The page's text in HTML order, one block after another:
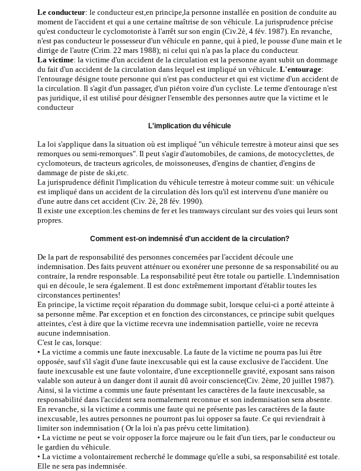
Le conducteur: le conducteur est,en principe,la personne installée en position de conduite au
moment de l'accident et qui a une certaine maîtrise de son véhicule. La jurisprudence précise
qu'est conducteur le cyclomotoriste à l'arrêt sur son engin (Civ.2è, 4 fév. 1987). En revanche,
n'est pas conducteur le possesseur d'un véhicule en panne, qui à pied, le pousse d'une main et le
dirrige de l'autre (Crim. 22 mars 1988); ni celui qui n'a pas la place du conducteur.
La victime: la victime d'un accident de la circulation est la personne ayant subit un dommage
du fait d'un accident de la circulation dans lequel est impliqué un véhicule. L'entourage:
l'entourage désigne toute personne qui n'est pas conducteur et qui est victime d'un accident de
la circulation. Il s'agit d'un passager, d'un piéton voire d'un cycliste. Le terme d'entourage n'est
pas juridique, il est utilisé pour désigner l'ensemble des personnes autre que la victime et le
conducteur
L'implication du véhicule
La loi s'applique dans la situation où est impliqué "un véhicule terrestre à moteur ainsi que ses
remorques ou semi-remorques". Il peut s'agir d'automobiles, de camions, de motocyclettes, de
cyclomoteurs, de tracteurs agricoles, de moissoneuses, d'engins de chantier, d'engins de
dammage de piste de ski,etc.
La jurisprudence définit l'implication du véhicule terrestre à moteur comme suit: un véhicule
est impliqué dans un accident de la circulation dès lors qu'il est intervenu d'une manière ou
d'une autre dans cet accident (Civ. 2è, 28 fév. 1990).
Il existe une exception:les chemins de fer et les tramways circulant sur des voies qui leurs sont
propres.
Comment est-on indemnisé d'un accident de la circulation?
De la part de responsabilité des personnes concernées par l'accident découle une
indemnisation. Des faits peuvent atténuer ou exonérer une personne de sa responsabilité ou au
contraire, la rendre responsable. La responsabilité peut être totale ou partielle. L'indemnisation
qui en découle, le sera également. Il est donc extrêmement important d'établir toutes les
circonstances pertinentes!
En principe, la victime reçoit réparation du dommage subit, lorsque celui-ci a porté atteinte à
sa personne même. Par exception et en fonction des circonstances, ce principe subit quelques
atteintes, c'est à dire que la victime recevra une indemnisation partielle, voire ne recevra
aucune indemnisation.
C'est le cas, lorsque:
• La victime a commis une faute inexcusable. La faute de la victime ne pourra pas lui être
opposée, sauf s'il s'agit d'une faute inexcusable qui est la cause exclusive de l'accident. Une
faute inexcusable est une faute volontaire, d'une exceptionnelle gravité, exposant sans raison
valable son auteur à un danger dont il aurait dû avoir conscience(Civ. 2ème, 20 juillet 1987).
Ainsi, si la victime a commis une faute présentant les caractères de la faute inexcusable, sa
responsabilité dans l'accident sera normalement reconnue et son indemnisation sera absente.
En revanche, si la victime a commis une faute qui ne présente pas les caractères de la faute
inexcusable, les autres personnes ne pourront pas lui opposer sa faute. Ce qui reviendrait à
limiter son indemnisation ( Or la loi n'a pas prévu cette limitation).
• La victime ne peut se voir opposer la force majeure ou le fait d'un tiers, par le conducteur ou
le gardien du véhicule.
• La victime a volontairement recherché le dommage qu'elle a subi, sa responsabilité est totale.
Elle ne sera pas indemnisée.